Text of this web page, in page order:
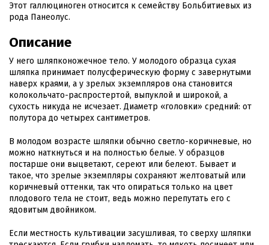
Этот галлюциноген относится к семейству Больбитиевых из
рода Панеолус.
Описание
У него шляпконожечное тело. У молодого образца сухая
шляпка принимает полусферическую форму с завернутыми
наверх краями, а у зрелых экземпляров она становится
колокольчато-распростертой, выпуклой и широкой, а
сухость никуда не исчезает. Диаметр «головки» средний: от
полутора до четырех сантиметров.
В молодом возрасте шляпки обычно светло-коричневые, но
можно наткнуться и на полностью белые. У образцов
постарше они выцветают, сереют или белеют. Бывает и
такое, что зрелые экземпляры сохраняют желтоватый или
коричневый оттенки, так что опираться только на цвет
плодового тела не стоит, ведь можно перепутать его с
ядовитым двойником.
Если местность культивации засушливая, то сверху шляпки